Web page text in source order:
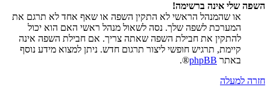
השפה שלי אינה ברשימה!
או שהמנהל הראשי לא התקין השפה או שאף אחד לא תרגם את
המערכת לשפה שלך. נסה לשאול מנהל ראשי האם הוא יכול
להתקין את חבילת השפה שאתה צריך. אם חבילת השפה אינה
קיימת, תרגיש חופשי ליצור תרגום חדש. ניתן למצוא מידע נוסף
באתר phpBB
®.
חזרה למעלה